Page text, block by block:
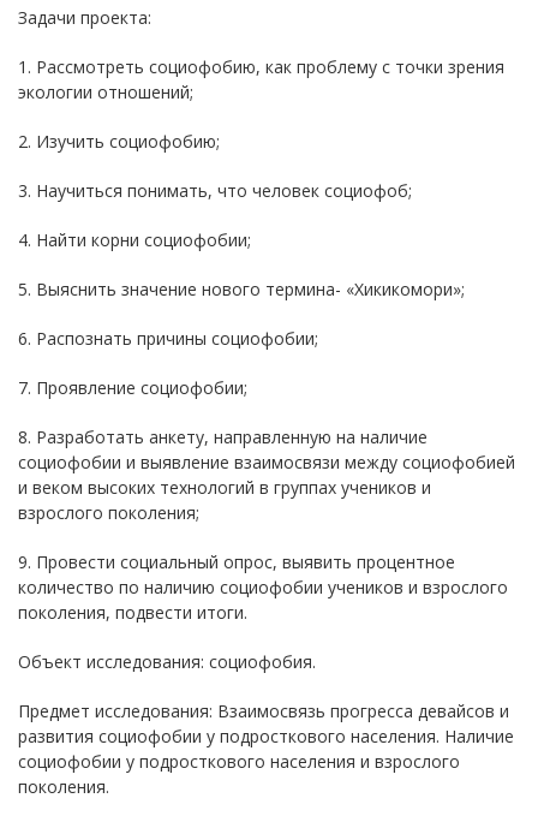
Задачи проекта:
1. Рассмотреть социофобию, как проблему с точки зрения
экологии отношений;
2. Изучить социофобию;
3. Научиться понимать, что человек социофоб;
4. Найти корни социофобии;
5. Выяснить значение нового термина- «Хикикомори»;
6. Распознать причины социофобии;
7. Проявление социофобии;
8. Разработать анкету, направленную на наличие
социофобии и выявление взаимосвязи между социофобией
и веком высоких технологий в группах учеников и
взрослого поколения;
9. Провести социальный опрос, выявить процентное
количество по наличию социофобии учеников и взрослого
поколения, подвести итоги.
Объект исследования: социофобия.
Предмет исследования: Взаимосвязь прогресса девайсов и
развития социофобии у подросткового населения. Наличие
социофобии у подросткового населения и взрослого
поколения.